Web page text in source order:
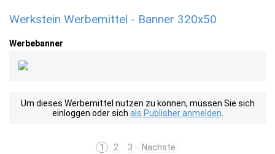
Werkstein Werbemittel - Banner 320x50
Werbebanner
Um dieses Werbemittel nutzen zu können, müssen Sie sich
einloggen oder sich als Publisher anmelden
1 2 3 Nächste